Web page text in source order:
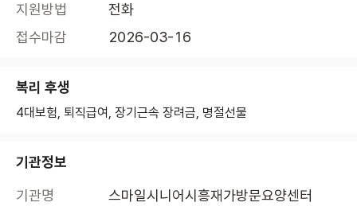
지원방법
전화
접수마감
2026-03-16
복리 후생
4대보험, 퇴직급여, 장기근속 장려금, 명절선물
기관정보
기관명
스마일시니어시흥재가방문요양센터